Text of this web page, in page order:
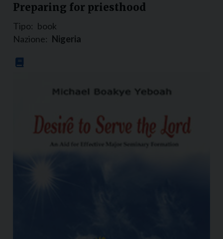
Preparing for priesthood
Tipo: book
Nazione: Nigeria